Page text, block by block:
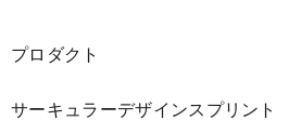
プロダクト
サーキュラーデザインスプリント